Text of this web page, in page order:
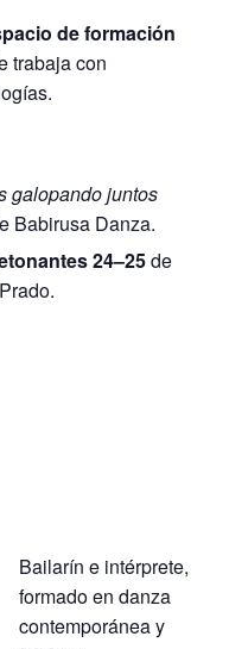
de formación
trabaja con
galopando juntos
Babirusa Danza.
24–25de
Bailarín e intérprete,
formado en danza
contemporánea y